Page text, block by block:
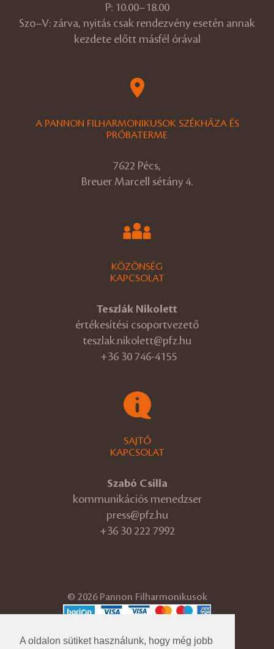
A oldalon sütiket használunk, hogy még jobb
P: 10.00–18.00
Szo–V: zárva, nyitás csak rendezvény esetén annak
kezdete előtt másfél órával
A PANNON FILHARMONIKUSOK SZÉKHÁZA ÉS
PRÓBATERME
7622 Pécs,
Breuer Marcell sétány 4.
KÖZÖNSÉG
KAPCSOLAT
Teszlák Nikolett
értékesítési csoportvezető
teszlak.nikolett@pfz.hu
+36 30 746-4155
SAJTÓ
KAPCSOLAT
Szabó Csilla
kommunikációs menedzser
press@pfz.hu
+36 30 222 7992
© 2026 Pannon Filharmonikusok
Adatvédelmi tájékoztató